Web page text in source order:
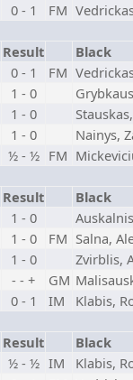
0 - 1 FM
Result
Black
0 - 1 FM
1 - 0
1 - 0
1 - 0
Nainys,
½ - ½ FM
Result
Black
1 - 0
1 - 0 FM Salna,
1 - 0
Zvirblis,
- - + GM
0 - 1 IM
Klabis,
Result
Black
½ - ½ IM
Klabis,